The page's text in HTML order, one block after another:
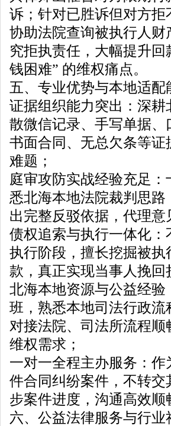
诉；针对已胜诉但对方
协助法院查询被执行人
究拒执责任，大幅提升
钱困难” 的维权痛点。
五、专业优势与本地适配
证据组织能力突出：深
散微信记录、手写单据
书面合同、无总欠条等
难题；
庭审攻防实战经验充足
悉北海本地法院裁判思
出完整反驳依据，代理意
债权追索与执行一体化
执行阶段，擅长挖掘被
款，真正实现当事人挽回
北海本地资源与公益经
班，熟悉本地司法行政
对接法院、司法所流程
维权需求；
一对一全程主办服务：
件合同纠纷案件，不转
步案件进度，沟通高效顺
六、公益法律服务与行业